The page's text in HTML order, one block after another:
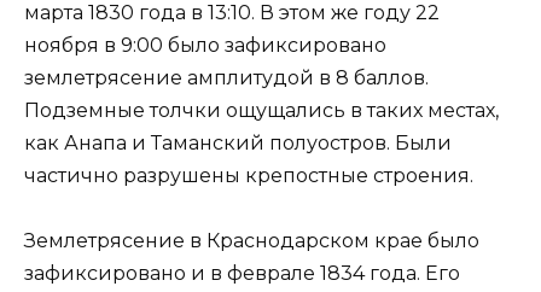
марта 1830 года в 13:10. В этом же году 22
ноября в 9:00 было зафиксировано
землетрясение амплитудой в 8 баллов.
Подземные толчки ощущались в таких местах,
как Анапа и Таманский полуостров. Были
частично разрушены крепостные строения.
Землетрясение в Краснодарском крае было
зафиксировано и в феврале 1834 года. Его